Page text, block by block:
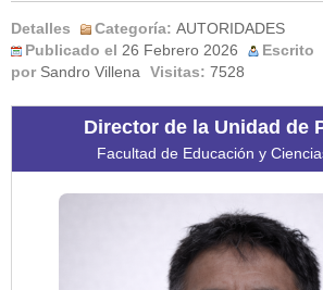
Detalles Categoría: AUTORIDADES
Publicado el 26 Febrero 2026
Escrito
por Sandro Villena Visitas: 7528
Director de la Unidad de
Facultad de Educación y